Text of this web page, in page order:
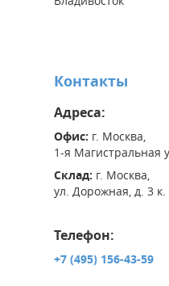
Контакты
Адреса:
Офис: г. Москва,
1-я Магистральная
Склад: г. Москва,
ул. Дорожная, д. 3 к.
Телефон:
+7 (495) 156-43-59